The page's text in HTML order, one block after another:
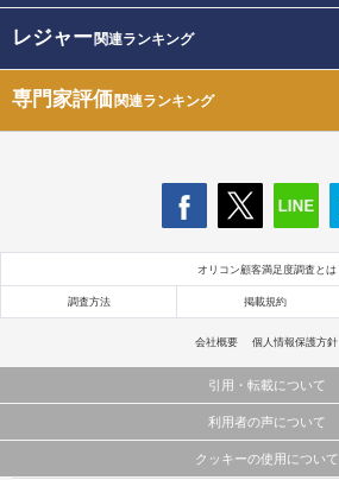
レジャー関連ランキング
専門家評価関連ランキング
オリコン顧客満足度調査とは
調査方法 掲載規約
会社概要 個人情報保護方針
引用・転載について
当サイトで公開されている情報（文字、写真、イラスト、画
これらの情報を権利者の許可なく無断転載・複製などの二次
利用者の声について
当サイトに掲載している内容はすべてサービスの利用者が提
クッキーの使用について